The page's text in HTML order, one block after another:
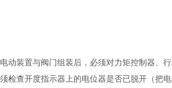
动装置与阀门组装后，必须对力矩控制器、
检查开度指示器上的电位器是否已脱开（把